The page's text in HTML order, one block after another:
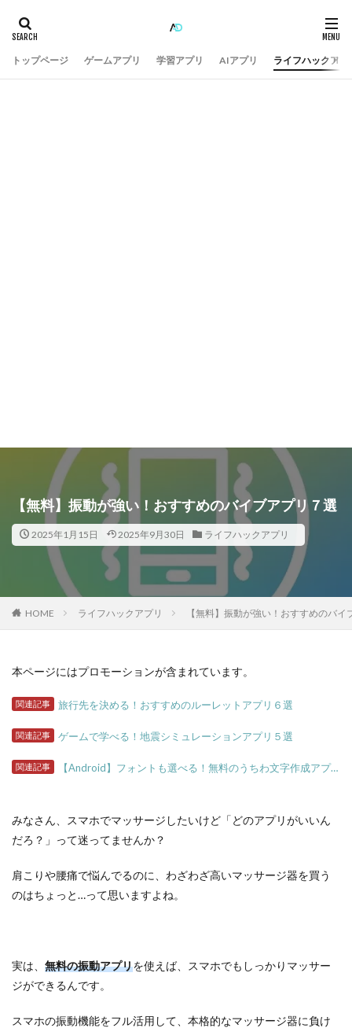
トップページ ゲームアプリ 学習アプリ AIアプリ ライフハックアプ
【無料】振動が強い！おすすめのバイブアプリ７選
2025年1月15日 2025年9月30日 ライフハックアプリ
HOME ライフハックアプリ 【無料】振動が強い！おすすめのバイ
本ページにはプロモーションが含まれています。
関連記事 旅行先を決める！おすすめのルーレットアプリ６選
関連記事 ゲームで学べる！地震シミュレーションアプリ５選
関連記事 【Android】フォントも選べる！無料のうちわ文字作成アプリ３選
みなさん、スマホでマッサージしたいけど「どのアプリがいいん
だろ？」って迷ってませんか？
肩こりや腰痛で悩んでるのに、わざわざ高いマッサージ器を買う
のはちょっと…って思いますよね。
実は、 無料の振動アプリを使えば、スマホでもしっかりマッサー
ジができるんです。
スマホの振動機能をフル活用して、本格的なマッサージ器に負け